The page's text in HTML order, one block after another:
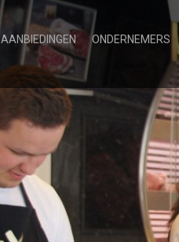
AANBIEDINGEN ONDERNEMERS